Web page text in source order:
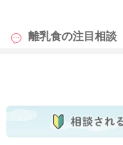
離乳食の注目相談